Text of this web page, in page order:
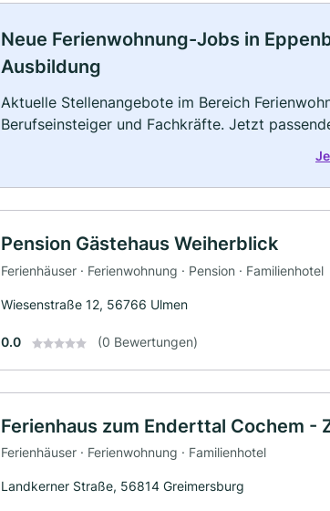
Neue Ferienwohnung-Jobs in
Ausbildung
Aktuelle Stellenangebote im Bereich
Berufseinsteiger und Fachkräfte. Jetzt
Pension Gästehaus Weiherblick
Ferienhäuser · Ferienwohnung · Pension · Familienhotel
Wiesenstraße 12, 56766 Ulmen
0.0 (0 Bewertungen)
Ferienhaus zum Enderttal Cochem -
Ferienhäuser · Ferienwohnung · Familienhotel
Landkerner Straße, 56814 Greimersburg